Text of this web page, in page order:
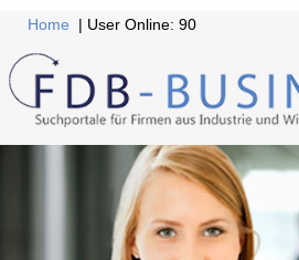
Home | User Online: 90